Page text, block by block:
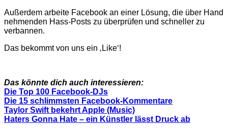
Außerdem arbeite Facebook an einer Lösung, die über Hand
nehmenden Hass-Posts zu überprüfen und schneller zu
verbannen.
Das bekommt von uns ein ‚Like‘!
Das könnte dich auch interessieren:
Die Top 100 Facebook-DJs
Die 15 schlimmsten Facebook-Kommentare
Taylor Swift bekehrt Apple (Music)
Haters Gonna Hate – ein Künstler lässt Druck ab